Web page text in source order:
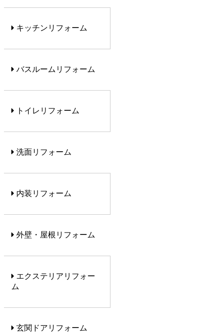
キッチンリフォーム
バスルームリフォーム
トイレリフォーム
洗面リフォーム
内装リフォーム
外壁・屋根リフォーム
エクステリアリフォー
ム
玄関ドアリフォーム